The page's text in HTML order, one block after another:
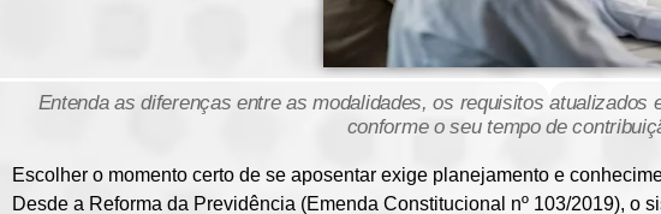
Entenda as diferenças entre as modalidades, os requisitos
conforme o seu tempo de
Escolher o momento certo de se aposentar exige planejamento e
Desde a Reforma da Previdência (Emenda Constitucional nº 103/2019), o